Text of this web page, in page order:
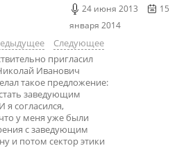
24 июня 2013
15
января 2014
Следующее
пригласил
Иванович
такое предложение:
заведующим
я согласился,
у меня уже были
с заведующим
и потом сектор этики